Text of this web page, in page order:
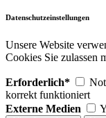
Datenschutzeinstellungen
Unsere Website
Cookies Sie zulassen
Erforderlich*
korrekt funktioniert
Externe Medien